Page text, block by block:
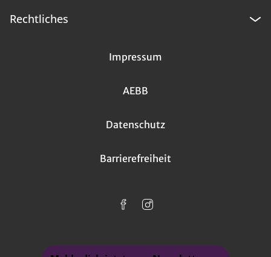
Rechtliches
Impressum
AEBB
Datenschutz
Barrierefreiheit